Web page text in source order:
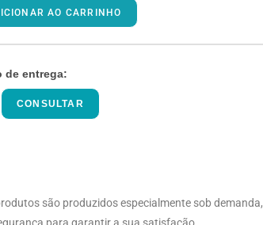
AO CARRINHO
de entrega:
CONSULTAR
são produzidos especialmente sob demanda,
para garantir a sua satisfação.